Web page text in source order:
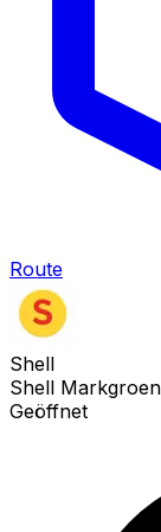
Route
Shell
Shell
Geöffnet